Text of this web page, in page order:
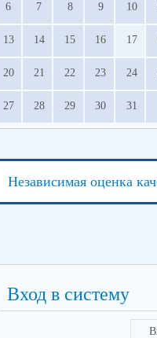
6 7 8 9 10
13 14 15 16 17
20 21 22 23 24
27 28 29 30 31
Независимая оценка
Вход в систему